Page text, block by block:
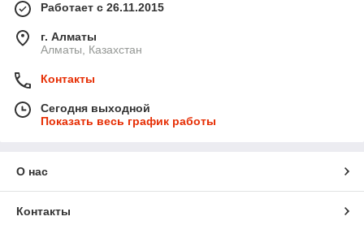
Работает с 26.11.2015
г. Алматы
Алматы, Казахстан
Контакты
Сегодня выходной
Показать весь график работы
О нас
Контакты